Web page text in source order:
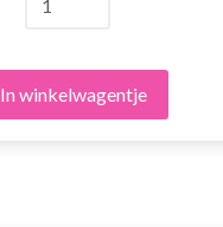
In winkelwagentje